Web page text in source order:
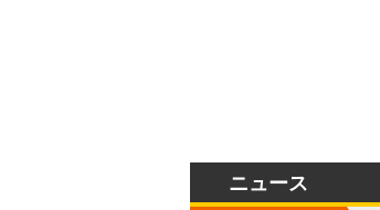
ニュース